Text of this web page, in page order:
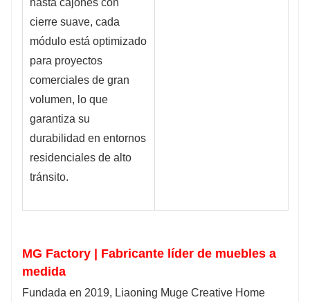
hasta cajones con
cierre suave, cada
módulo está optimizado
para proyectos
comerciales de gran
volumen, lo que
garantiza su
durabilidad en entornos
residenciales de alto
tránsito.
MG Factory | Fabricante líder de muebles a
medida
Fundada en 2019, Liaoning Muge Creative Home